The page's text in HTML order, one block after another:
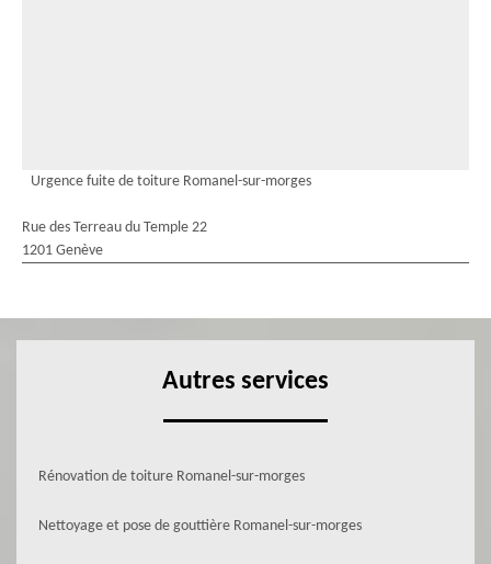
Urgence fuite de toiture Romanel-sur-morges
Rue des Terreau du Temple 22
1201 Genève
Autres services
Rénovation de toiture Romanel-sur-morges
Nettoyage et pose de gouttière Romanel-sur-morges